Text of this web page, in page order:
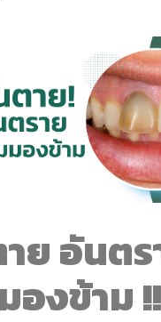
ย อันต
องข้าม!!